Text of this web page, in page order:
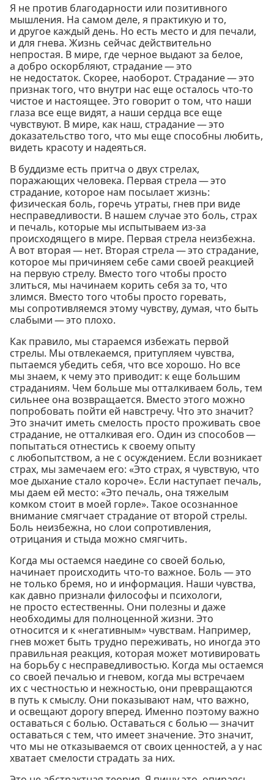
Я не против благодарности или позитивного
мышления. На самом деле, я практикую и то,
и другое каждый день. Но есть место и для печали,
и для гнева. Жизнь сейчас действительно
непростая. В мире, где черное выдают за белое,
а добро оскорбляют, страдание — это
не недостаток. Скорее, наоборот. Страдание — это
признак того, что внутри нас еще осталось что-то
чистое и настоящее. Это говорит о том, что наши
глаза все еще видят, а наши сердца все еще
чувствуют. В мире, как наш, страдание — это
доказательство того, что мы еще способны любить,
видеть красоту и надеяться.
В буддизме есть притча о двух стрелах,
поражающих человека. Первая стрела — это
страдание, которое нам посылает жизнь:
физическая боль, горечь утраты, гнев при виде
несправедливости. В нашем случае это боль, страх
и печаль, которые мы испытываем из-за
происходящего в мире. Первая стрела неизбежна.
А вот вторая — нет. Вторая стрела — это страдание,
которое мы причиняем себе сами своей реакцией
на первую стрелу. Вместо того чтобы просто
злиться, мы начинаем корить себя за то, что
злимся. Вместо того чтобы просто горевать,
мы сопротивляемся этому чувству, думая, что быть
слабыми — это плохо.
Как правило, мы стараемся избежать первой
стрелы. Мы отвлекаемся, притупляем чувства,
пытаемся убедить себя, что все хорошо. Но все
мы знаем, к чему это приводит: к еще большим
страданиям. Чем больше мы отталкиваем боль, тем
сильнее она возвращается. Вместо этого можно
попробовать пойти ей навстречу. Что это значит?
Это значит иметь смелость просто проживать свое
страдание, не отталкивая его. Один из способов —
попытаться отнестись к своему опыту
с любопытством, а не с осуждением. Если возникает
страх, мы замечаем его: «Это страх, я чувствую, что
мое дыхание стало короче». Если наступает печаль,
мы даем ей место: «Это печаль, она тяжелым
комком стоит в моей горле». Такое осознанное
внимание смягчает страдание от второй стрелы.
Боль неизбежна, но слои сопротивления,
отрицания и стыда можно смягчить.
Когда мы остаемся наедине со своей болью,
начинает происходить что-то важное. Боль — это
не только бремя, но и информация. Наши чувства,
как давно признали философы и психологи,
не просто естественны. Они полезны и даже
необходимы для полноценной жизни. Это
относится и к «негативным» чувствам. Например,
гнев может быть трудно переживать, но иногда это
правильная реакция, которая может мотивировать
на борьбу с несправедливостью. Когда мы остаемся
со своей печалью и гневом, когда мы встречаем
их с честностью и нежностью, они превращаются
в путь к смыслу. Они показывают нам, что важно,
и освещают дорогу вперед. Именно поэтому важно
оставаться с болью. Оставаться с болью — значит
оставаться с тем, что имеет значение. Это значит,
что мы не отказываемся от своих ценностей, а у нас
хватает смелости страдать за них.